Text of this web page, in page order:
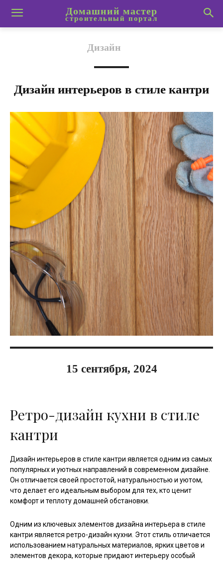
Домашний мастер
строительный портал
Дизайн
Дизайн интерьеров в стиле кантри
15 сентября, 2024
Ретро-дизайн кухни в стиле
кантри
Дизайн интерьеров в стиле кантри является одним из самых
популярных и уютных направлений в современном дизайне.
Он отличается своей простотой, натуральностью и уютом,
что делает его идеальным выбором для тех, кто ценит
комфорт и теплоту домашней обстановки.
Одним из ключевых элементов дизайна интерьера в стиле
кантри является ретро-дизайн кухни. Этот стиль отличается
использованием натуральных материалов, ярких цветов и
элементов декора, которые придают интерьеру особый